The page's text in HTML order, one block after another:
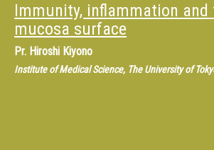
Immunity, inflammation and
mucosa surface
Pr. Hiroshi Kiyono
Institute of Medical Science, The University of